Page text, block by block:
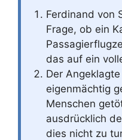
Ferdinand von
Frage, ob ein
das auf ein
Der
eigenmächtig
Menschen
ausdrücklich
dies nicht zu